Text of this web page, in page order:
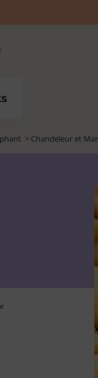
> Chandeleur et